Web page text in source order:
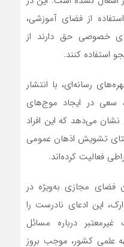
از فضای آموزشی،
خصوصی حق دارند از
استفاده کنند.
رسانه‌ای، با انتشار
سعی در ایجاد موج‌های
نشان می‌دهد که این افراد
تشویش اذهان عمومی
فعالیت کرده‌اند.
فضای مجازی به‌ویژه در
این ادعای نادرست را
غیرمعتبر درباره مسائل
علمی کشور، موجب بروز